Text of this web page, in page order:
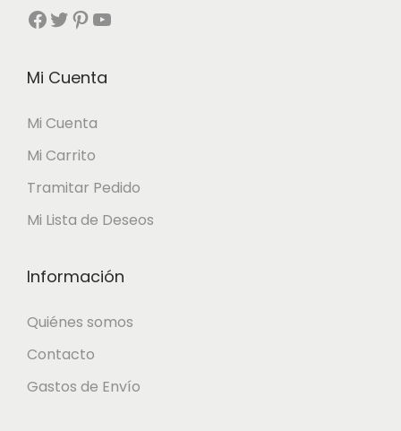
Facebook Twitter Pinterest YouTube
Mi Cuenta
Mi Cuenta
Mi Carrito
Tramitar Pedido
Mi Lista de Deseos
Información
Quiénes somos
Contacto
Gastos de Envío